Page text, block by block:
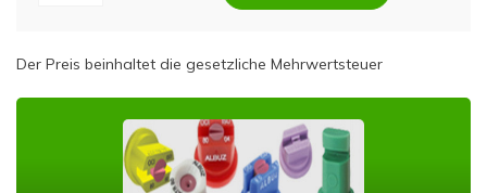
Der Preis beinhaltet die gesetzliche Mehrwertsteuer